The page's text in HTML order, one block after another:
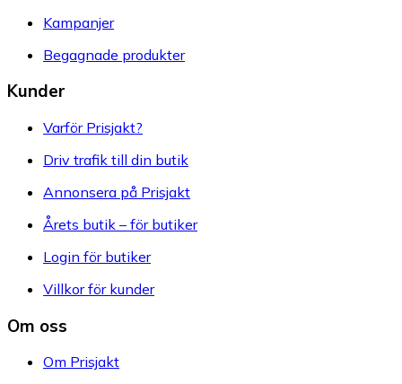
Kampanjer
Begagnade produkter
Kunder
Varför Prisjakt?
Driv trafik till din butik
Annonsera på Prisjakt
Årets butik – för butiker
Login för butiker
Villkor för kunder
Om oss
Om Prisjakt